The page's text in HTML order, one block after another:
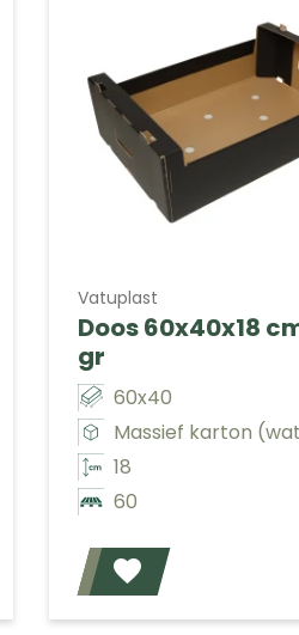
Vatuplast
Doos 60x40x18
gr
60x40
Massief karton
18
60